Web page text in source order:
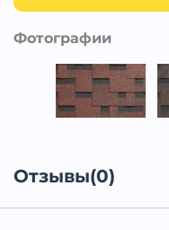
Фотографии
Отзывы(0)